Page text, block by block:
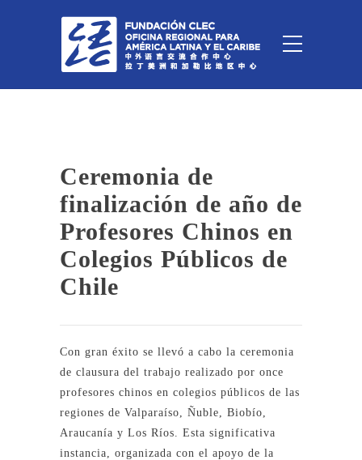
Ceremonia de
finalización de año de
Profesores Chinos en
Colegios Públicos de
Chile
Con gran éxito se llevó a cabo la ceremonia
de clausura del trabajo realizado por once
profesores chinos en colegios públicos de las
regiones de Valparaíso, Ñuble, Biobío,
Araucanía y Los Ríos. Esta significativa
instancia, organizada con el apoyo de la